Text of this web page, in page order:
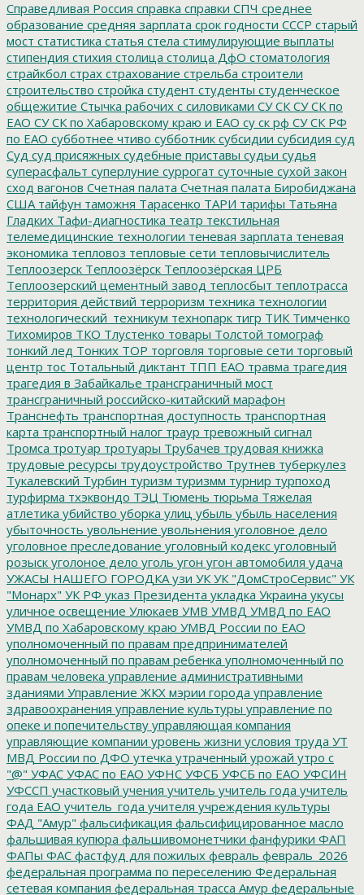
Справедливая Россия справка справки СПЧ среднее
образование средняя зарплата срок годности СССР старый
мост статистика статья стела стимулирующие выплаты
стипендия стихия столица столица ДфО стоматология
страйкбол страх страхование стрельба строители
строительство стройка студент студенты студенческое
общежитие Стычка рабочих с силовиками СУ СК СУ СК по
ЕАО СУ СК по Хабаровскому краю и ЕАО су ск рф СУ СК РФ
по ЕАО субботнее чтиво субботник субсидии субсидия суд
Суд суд присяжных судебные приставы судьи судья
суперасфальт суперлуние суррогат суточные сухой закон
сход вагонов Счетная палата Счетная палата Биробиджана
США тайфун таможня Тарасенко ТАРИ тарифы Татьяна
Гладких Тафи-диагностика театр текстильная
телемедицинские технологии теневая зарплата теневая
экономика тепловоз тепловые сети тепловычислитель
Теплоозерск Теплоозёрск Теплоозёрская ЦРБ
Теплоозерский цементный завод теплосбыт теплотрасса
территория действий терроризм техника технологии
технологический_техникум технопарк тигр ТИК Тимченко
Тихомиров ТКО Тлустенко товары Толстой томограф
тонкий лед Тонких ТОР торговля торговые сети торговый
центр тос Тотальный диктант ТПП ЕАО травма трагедия
трагедия в Забайкалье трансграничный мост
трансграничный российско-китайский марафон
Транснефть транспортная доступность транспортная
карта транспортный налог траур тревожный сигнал
Тромса тротуар тротуары Трубачев трудовая книжка
трудовые ресурсы трудоустройство Трутнев туберкулез
Тукалевский Турбин туризм туризмм турнир турпоход
турфирма тхэквондо ТЭЦ Тюмень тюрьма Тяжелая
атлетика убийство уборка улиц убыль убыль населения
убыточность увольнение увольнения уголовное дело
уголовное преследование уголовный кодекс уголовный
розыск уголоное дело уголь угон угон автомобиля удача
УЖАСЫ НАШЕГО ГОРОДКА узи УК УК "ДомСтроСервис" УК
"Монарх" УК РФ указ Президента укладка Украина укусы
уличное освещение Улюкаев УМВ УМВД УМВД по ЕАО
УМВД по Хабаровскому краю УМВД России по ЕАО
уполномоченный по правам предпринимателей
уполномоченный по правам ребенка уполномоченный по
правам человека управление административными
зданиями Управление ЖКХ мэрии города управление
здравоохранения управление культуры управление по
опеке и попечительству управляющая компания
управляющие компании уровень жизни условия труда УТ
МВД России по ДФО утечка утраченный урожай утро с
"@" УФАС УФАС по ЕАО УФНС УФСБ УФСБ по ЕАО УФСИН
УФССП участковый учения учитель учитель года учитель
года ЕАО учитель_года учителя учреждения культуры
ФАД "Амур" фальсификация фальсифицированное масло
фальшивая купюра фальшивомонетчики фанфурики ФАП
ФАПы ФАС фастфуд для пожилых февраль февраль_2026
федеральная программа по переселению Федеральная
сетевая компания федеральная трасса Амур федеральные